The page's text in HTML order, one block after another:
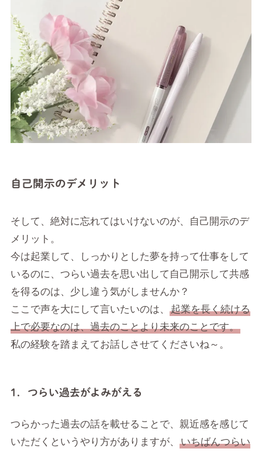
自己開示のデメリット
そして、絶対に忘れてはいけないのが、自己開示のデ
メリット。
今は起業して、しっかりとした夢を持って仕事をして
いるのに、つらい過去を思い出して自己開示して共感
を得るのは、少し違う気がしませんか？
ここで声を大にして言いたいのは、
起業を長く続ける
上で必要なのは、過去のことより未来のことです。
私の経験を踏まえてお話しさせてくださいね～。
1．つらい過去がよみがえる
つらかった過去の話を載せることで、親近感を感じて
いただくというやり方がありますが、
いちばんつらい